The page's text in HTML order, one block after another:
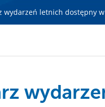
wydarzeń letnich dostępny